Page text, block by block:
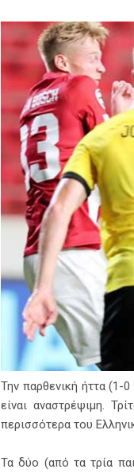
Την παρθενική ήττα (1-
είναι αναστρέψιμη.
περισσότερα του
Τα δύο (από τα τρία